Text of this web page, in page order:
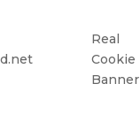
Real
Cookie
Banner